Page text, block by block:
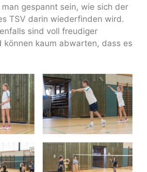
gespannt sein, wie sich der
TSV darin wiederfinden wird.
sind voll freudiger
können kaum abwarten, dass es